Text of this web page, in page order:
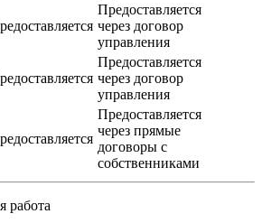
Предоставляется
через договор
управления
Предоставляется
через договор
управления
Предоставляется
через прямые
договоры с
собственниками
работа